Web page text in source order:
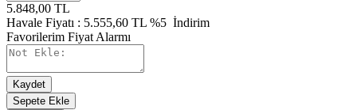
5.848,00 TL
Havale Fiyatı : 5.555,60 TL %5 İndirim
Favorilerim Fiyat Alarmı
Kaydet
Sepete Ekle